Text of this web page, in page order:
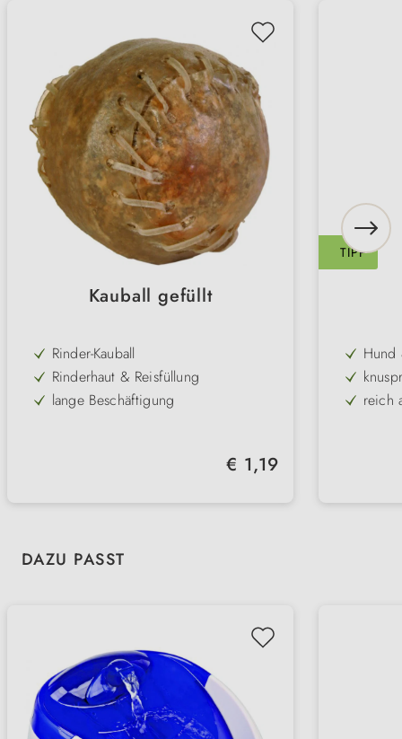
Kauball gefüllt
Rinder-Kauball
Rinderhaut & Reisfüllung
lange Beschäftigung
Regulärer Preis:
€ 1,19
TIPP
Hund
reich
Produktgalerie überspringen
DAZU PASST